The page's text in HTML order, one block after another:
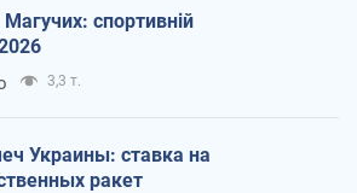
спортивній
3,3 т.
Украины: ставка на
ракет